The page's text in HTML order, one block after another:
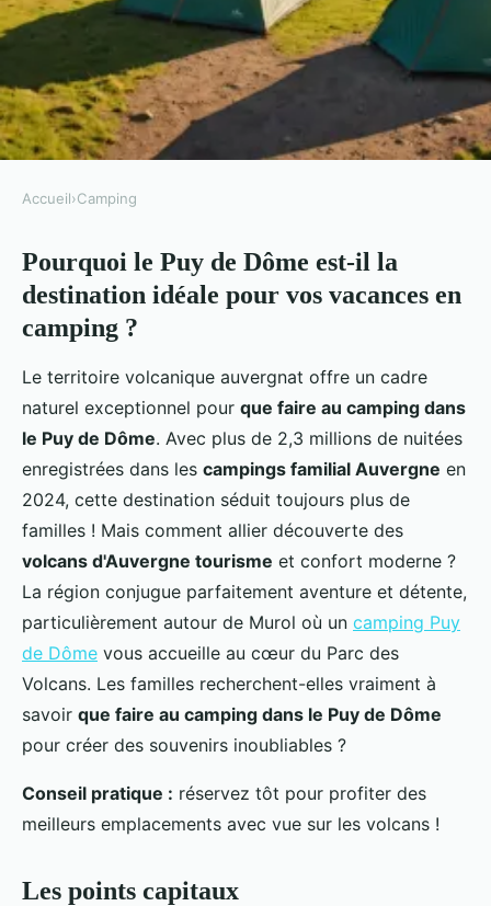
CAMPING
5 idées d'escapades à faire au
camping dans le puy de dôme
Accueil›Camping
Pourquoi le Puy de Dôme est-il la
destination idéale pour vos vacances en
camping ?
Le territoire volcanique auvergnat offre un cadre
naturel exceptionnel pour que faire au camping dans
le Puy de Dôme. Avec plus de 2,3 millions de nuitées
enregistrées dans les campings familial Auvergne en
2024, cette destination séduit toujours plus de
familles ! Mais comment allier découverte des
volcans d'Auvergne tourisme et confort moderne ?
La région conjugue parfaitement aventure et détente,
particulièrement autour de Murol où un camping Puy
de Dôme vous accueille au cœur du Parc des
Volcans. Les familles recherchent-elles vraiment à
savoir que faire au camping dans le Puy de Dôme
pour créer des souvenirs inoubliables ?
Conseil pratique : réservez tôt pour profiter des
meilleurs emplacements avec vue sur les volcans !
Les points capitaux